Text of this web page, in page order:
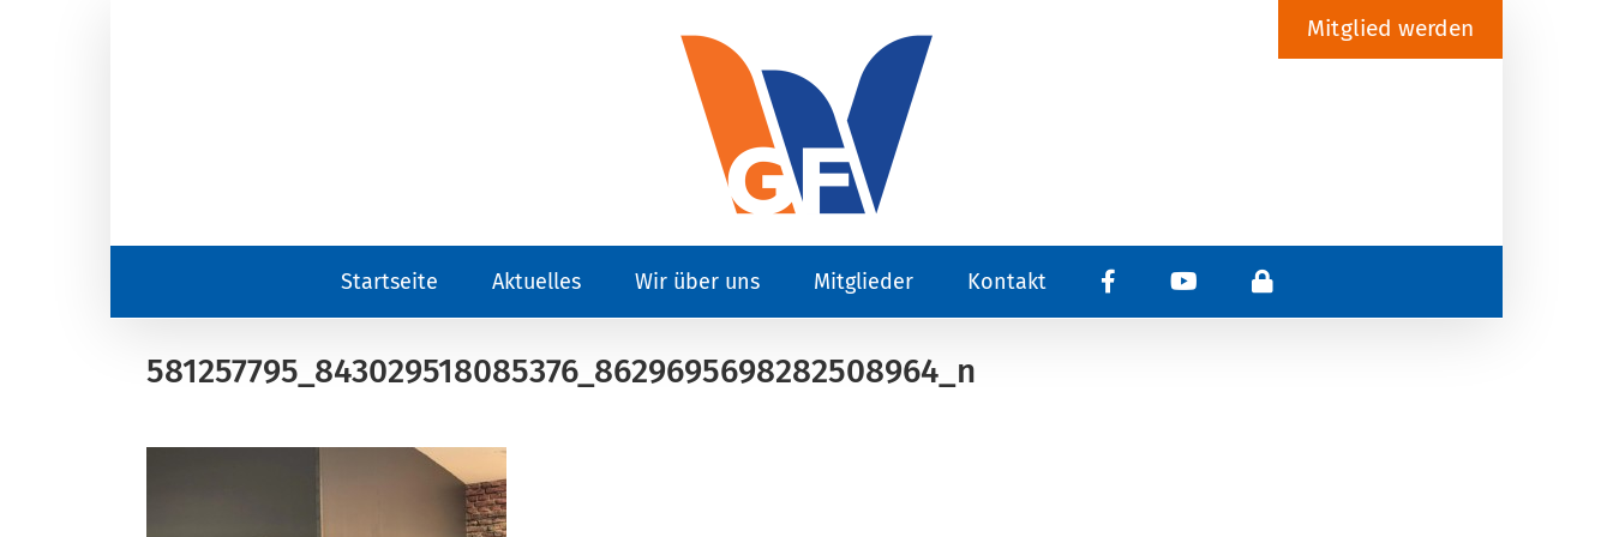
Mitglied werden
Startseite Aktuelles Wir über uns Mitglieder Kontakt
581257795_843029518085376_8629695698282508964_n